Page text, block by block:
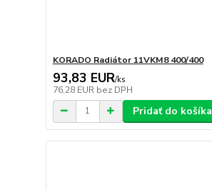
KORADO Radiátor 11VKM8 400/400
93,83 EUR/ks
76,28 EUR bez DPH
Pridať do košíka